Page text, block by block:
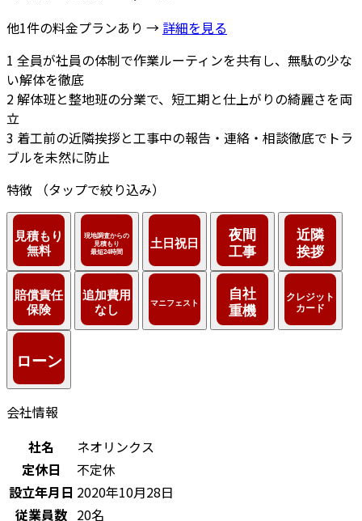
他1件の料金プランあり → 詳細を見る
1 全員が社員の体制で作業ルーティンを共有し、無駄の少な
い解体を徹底
2解体班と整地班の分業で、短工期と仕上がりの綺麗さを両
立
3 着工前の近隣挨拶と工事中の報告・連絡・相談徹底でトラ
ブルを未然に防止
特徴
（タップで絞り込み）
会社情報
社名
ネオリンクス
定休日
不定休
設立年月日 2020年10月28日
従業員数 20名